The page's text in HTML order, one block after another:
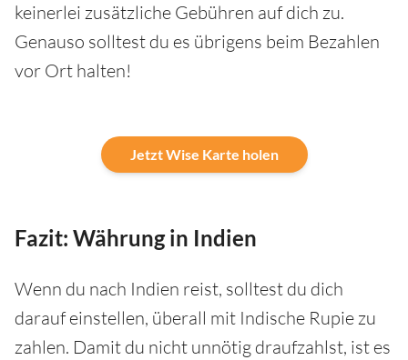
keinerlei zusätzliche Gebühren auf dich zu.
Genauso solltest du es übrigens beim Bezahlen
vor Ort halten!
Jetzt Wise Karte holen
Fazit: Währung in Indien
Wenn du nach Indien reist, solltest du dich
darauf einstellen, überall mit Indische Rupie zu
zahlen. Damit du nicht unnötig draufzahlst, ist es